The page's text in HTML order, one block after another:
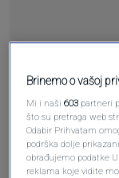
Brinemo o vašoj
Mi i naši603 partneri
što su pretraga web
Odabir Prihvatam
podrška dolje
obrađujemo podatke
reklama koje vidite